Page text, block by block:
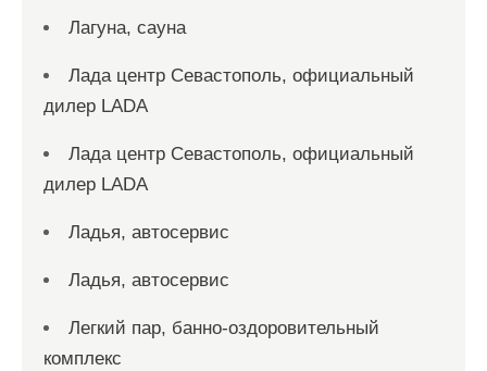
Лагуна, сауна
Лада центр Севастополь, официальный
дилер LADA
Лада центр Севастополь, официальный
дилер LADA
Ладья, автосервис
Ладья, автосервис
Легкий пар, банно-оздоровительный
комплекс